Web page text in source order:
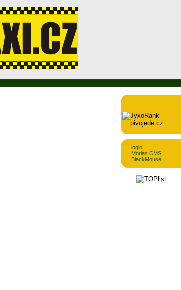
login
Morias CMS
BlackMouse